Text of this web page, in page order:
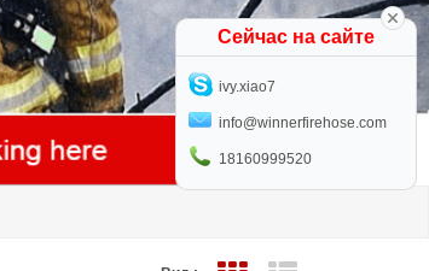
Сейчас на сайте
ivy.xiao7
info@winnerfirehose.com
18160999520